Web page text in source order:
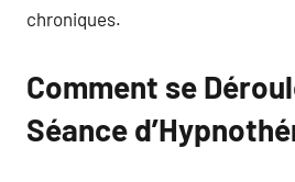
chroniques.
Comment se
Séance